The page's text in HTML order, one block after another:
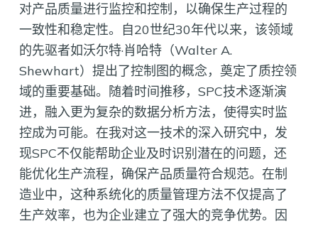
对产品质量进行监控和控制，以确保生产过程的
一致性和稳定性。自20世纪30年代以来，该领域
的先驱者如沃尔特·肖哈特（Walter A.
Shewhart）提出了控制图的概念，奠定了质控领
域的重要基础。随着时间推移，SPC技术逐渐演
进，融入更为复杂的数据分析方法，使得实时监
控成为可能。在我对这一技术的深入研究中，发
现SPC不仅能帮助企业及时识别潜在的问题，还
能优化生产流程，确保产品质量符合规范。在制
造业中，这种系统化的质量管理方法不仅提高了
生产效率，也为企业建立了强大的竞争优势。因